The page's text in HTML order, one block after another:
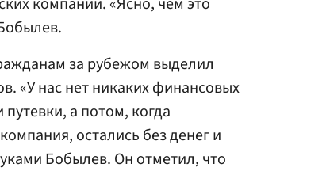
за рубежом выделил
«У нас нет никаких финансовых
а потом, когда
остались без денег и
Бобылев. Он отметил, что